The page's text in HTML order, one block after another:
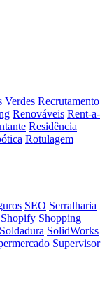
Verdes Recrutamento
Renováveis Rent-a-
Residência
Rotulagem
SEO Serralharia
Shopify Shopping
Soldadura SolidWorks
Supervisor